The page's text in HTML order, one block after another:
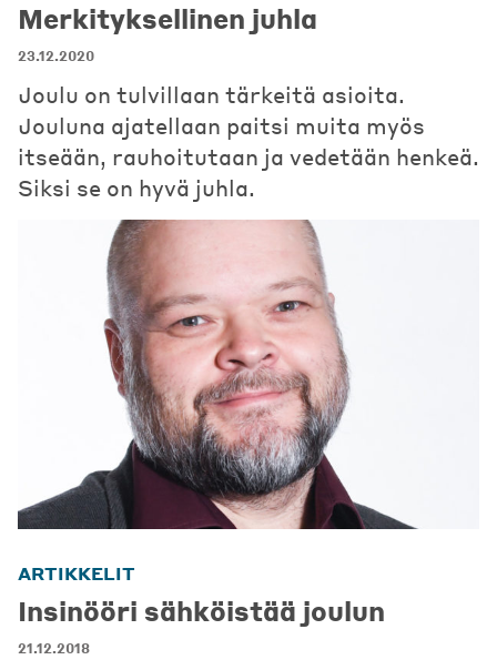
Merkityksellinen juhla
23.12.2020
Joulu on tulvillaan tärkeitä asioita.
Jouluna ajatellaan paitsi muita myös
itseään, rauhoitutaan ja vedetään henkeä.
Siksi se on hyvä juhla.
ARTIKKELIT
Insinööri sähköistää joulun
21.12.2018